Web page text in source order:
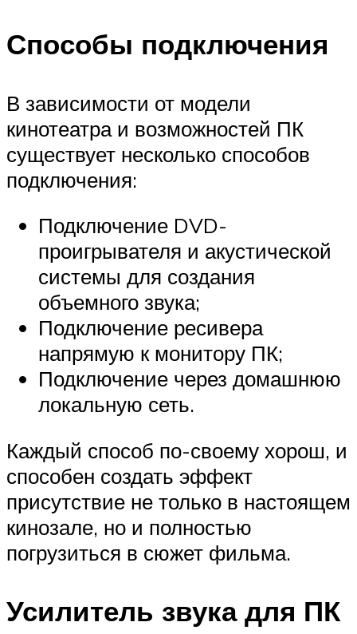
Способы подключения
В зависимости от модели
кинотеатра и возможностей ПК
существует несколько способов
подключения:
Подключение DVD-
проигрывателя и акустической
системы для создания
объемного звука;
Подключение ресивера
напрямую к монитору ПК;
Подключение через домашнюю
локальную сеть.
Каждый способ по-своему хорош, и
способен создать эффект
присутствие не только в настоящем
кинозале, но и полностью
погрузиться в сюжет фильма.
Усилитель звука для ПК